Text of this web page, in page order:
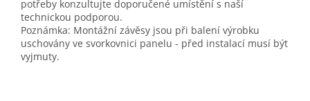
potřeby konzultujte doporučené umístění s naší
technickou podporou.
Poznámka: Montážní závěsy jsou při balení výrobku
uschovány ve svorkovnici panelu - před instalací musí být
vyjmuty.